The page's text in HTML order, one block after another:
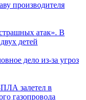
производителя
атак». В
детей
дело из-за угроз
залетел в
газопровода